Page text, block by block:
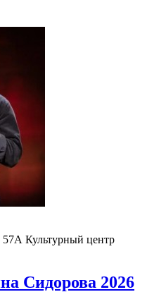
57А Культурный центр
Сидорова 2026